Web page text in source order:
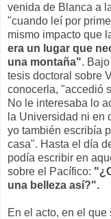
venida de Blanca a
"cuando leí por
mismo impacto que
era un lugar que
una montaña".
tesis doctoral sobre
conocerla, "accedió
No le interesaba lo
la Universidad ni en
yo también escribía
casa". Hasta el día
podía escribir en
sobre el Pacífico:
una belleza así?".
En el acto, en el